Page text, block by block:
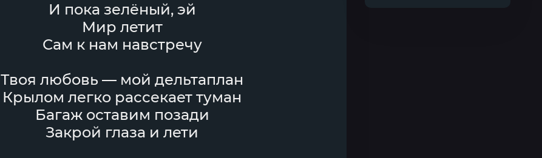
И пока зелёный, эй
Мир летит
Сам к нам навстречу
Твоя любовь — мой дельтаплан
Крылом легко рассекает туман
Багаж оставим позади
Закрой глаза и лети